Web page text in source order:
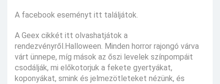
A facebook eseményt itt találjátok.
A Geex cikkét itt olvashatjátok a
rendezvényről.Halloween. Minden horror rajongó várva
várt ünnepe, míg mások az őszi levelek színpompáit
csodálják, mi előkotorjuk a fekete gyertyákat,
koponyákat, smink és jelmezötleteket nézünk, és